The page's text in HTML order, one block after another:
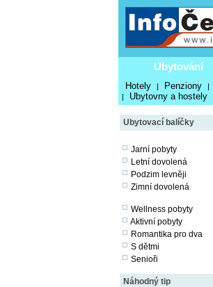
Ubytování
Hotely | Penziony |
| Ubytovny a hostely
Ubytovací balíčky
Jarní pobyty
Letní dovolená
Podzim levněji
Zimní dovolená
Wellness pobyty
Aktivní pobyty
Romantika pro dva
S dětmi
Senioři
Náhodný tip